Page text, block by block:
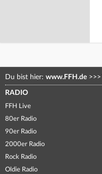
Du bist hier: www.FFH.de >>>
RADIO
FFH Live
80er Radio
90er Radio
2000er Radio
Rock Radio
Oldie Radio